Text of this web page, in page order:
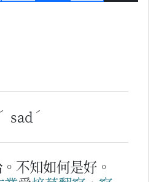
ˊ sad ˊ
不知如何是好。